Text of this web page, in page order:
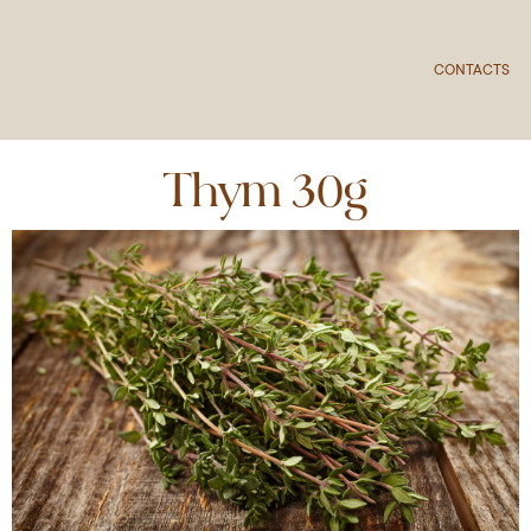
CONTACTS
Thym 30g